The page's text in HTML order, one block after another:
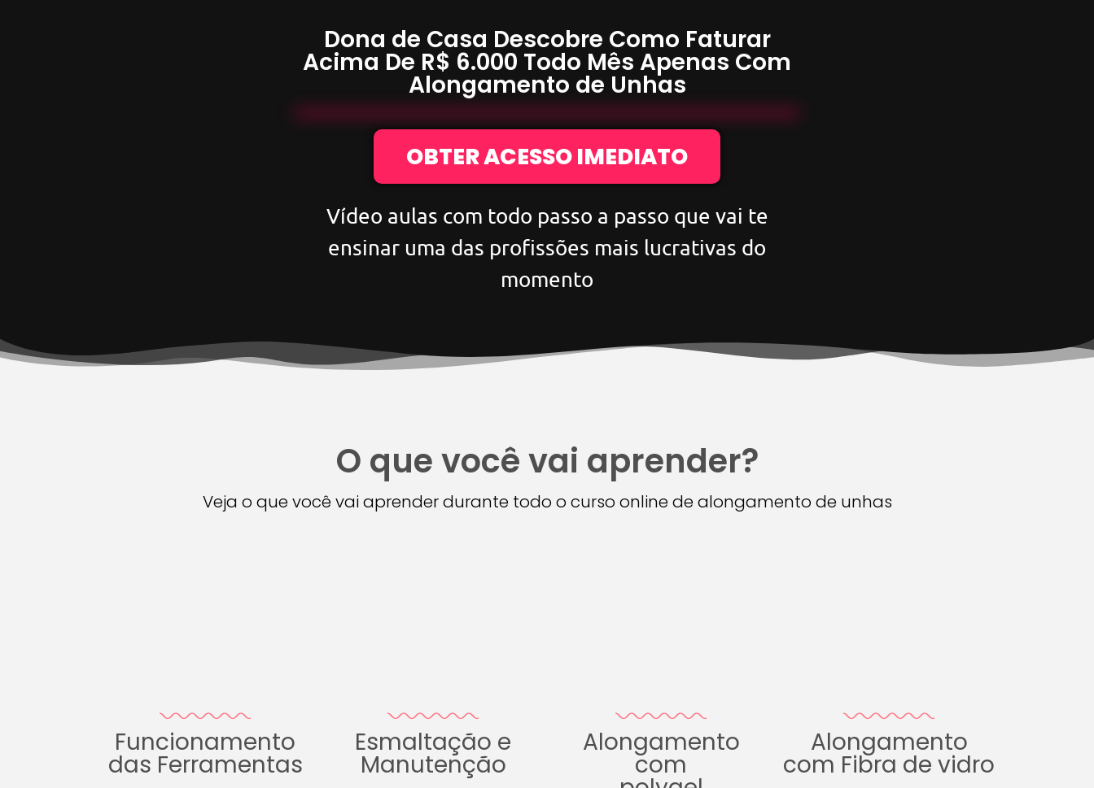
Dona de Casa Descobre Como Faturar
Acima De R$ 6.000 Todo Mês Apenas Com
Alongamento de Unhas
OBTER ACESSO IMEDIATO
Vídeo aulas com todo passo a passo que vai te
ensinar uma das profissões mais lucrativas do
momento
O que você vai aprender?
Veja o que você vai aprender durante todo o curso online de alongamento de unhas
Funcionamento
das Ferramentas
Esmaltação e
Manutenção
Alongamento
com
Alongamento
com Fibra de vidro